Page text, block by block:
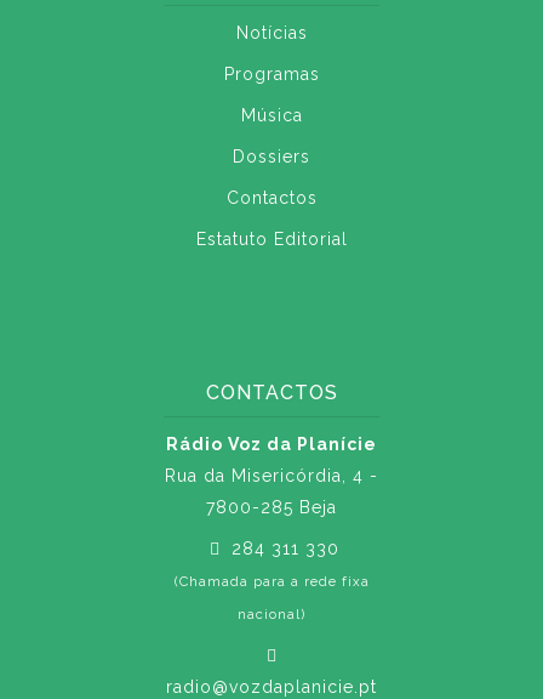
Notícias
Programas
Música
Dossiers
Contactos
Estatuto Editorial
CONTACTOS
Rádio Voz da Planície
Rua da Misericórdia, 4 -
7800-285 Beja
284 311 330
(Chamada para a rede fixa
nacional)
radio@vozdaplanicie.pt